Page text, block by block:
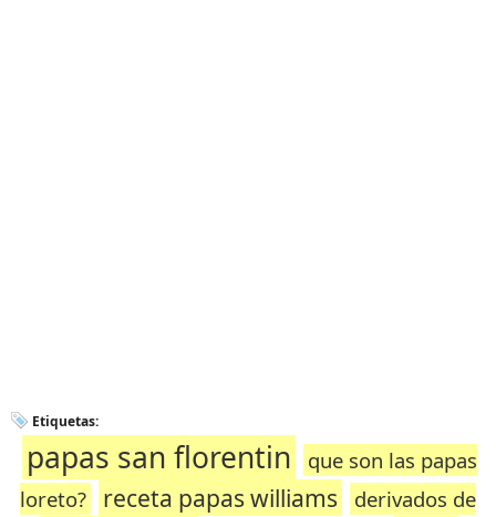
Etiquetas:
papas san florentin
que son las papas
loreto?
receta papas williams
derivados de